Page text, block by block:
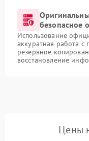
безопасное
Использование
аккуратная работа с
резервное
восстановление
Цены